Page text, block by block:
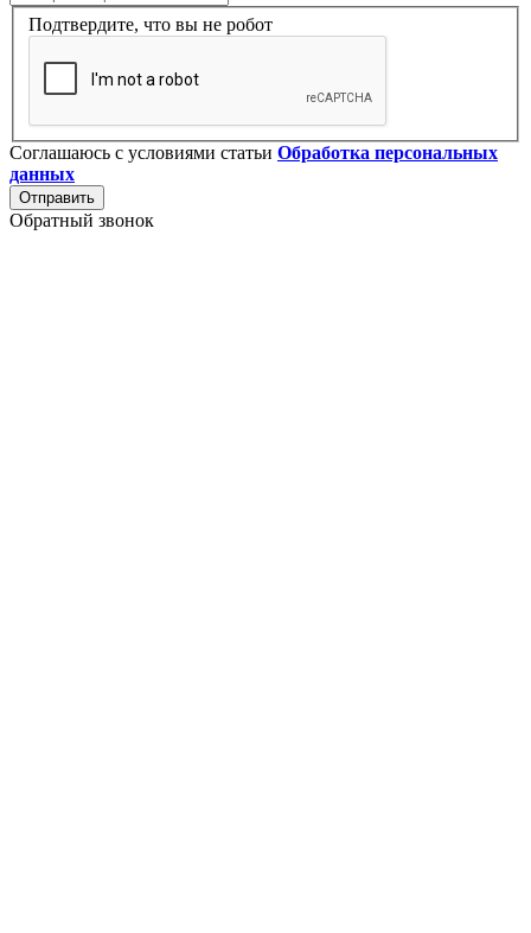
Подтвердите, что вы не робот
Соглашаюсь с условиями статьи Обработка персональных
данных
Отправить
Обратный звонок